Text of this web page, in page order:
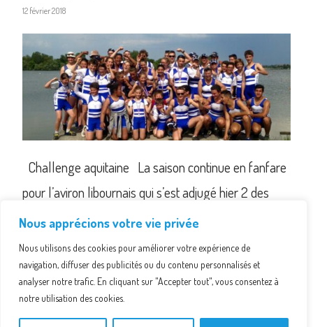
Nous apprécions votre vie privée
Nous utilisons des cookies pour améliorer votre expérience de
navigation, diffuser des publicités ou du contenu personnalisés et
analyser notre trafic. En cliquant sur "Accepter tout", vous consentez à
notre utilisation des cookies.
12 février 2018
Challenge aquitaine La saison continue en fanfare
pour l’aviron libournais qui s’est adjugé hier 2 des
trophées mis…
Bruno Pissotte